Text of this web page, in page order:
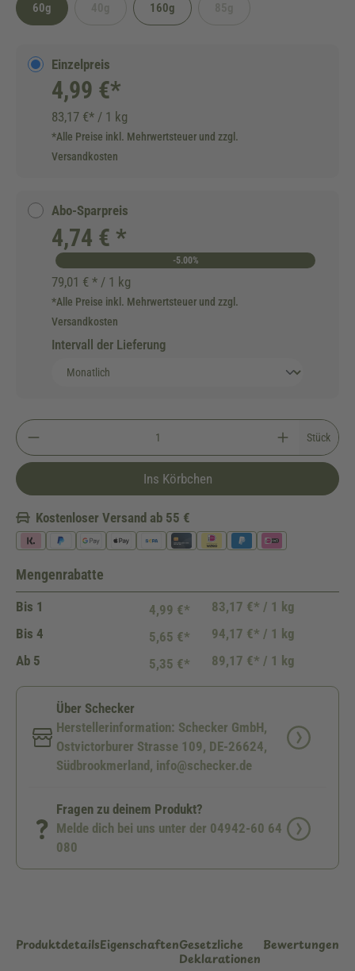
60g (Diese Option ist zurzeit nicht verfügbar.)
160g
Einzelpreis
4,99 €*
83,17 €* / 1 kg
*Alle Preise inkl. Mehrwertsteuer und zzgl.
Versandkosten
Abo-Sparpreis
4,74 € *
-5.00%
79,01 € * / 1 kg
*Alle Preise inkl. Mehrwertsteuer und zzgl.
Versandkosten
Intervall der Lieferung
Stück
Ins Körbchen
Kostenloser Versand ab 55 €
Mengenrabatte
Bis 1 4,99 €*
83,17 €* / 1 kg
Bis 4 5,65 €*
94,17 €* / 1 kg
Ab 5 5,35 €* 89,17 €* / 1 kg
Über Schecker
Herstellerinformation: Schecker GmbH,
Ostvictorburer Strasse 109, DE-26624,
Südbrookmerland, info@schecker.de
Fragen zu deinem Produkt?
Melde dich bei uns unter der 04942-60 64
080
ProduktdetailsEigenschaftenGesetzliche
Deklarationen
Bewertungen